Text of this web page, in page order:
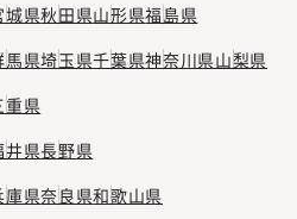
城県秋田県山形県福島県
馬県埼玉県千葉県神奈川県山梨県
重県
井県長野県
庫県奈良県和歌山県